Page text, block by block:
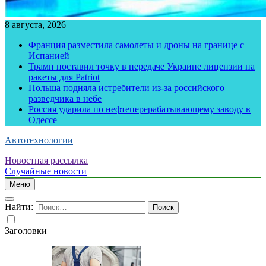
8 августа, 2026
Франция разместила самолеты и дроны на границе с
Испанией
Трамп поставил точку в передаче Украине лицензии на
ракеты для Patriot
Польша подняла истребители из-за российского
разведчика в небе
Россия ударила по нефтеперерабатывающему заводу в
Одессе
Автотехнологии
Новостная рассылка
Случайные новости
Меню
Найти:
Заголовки